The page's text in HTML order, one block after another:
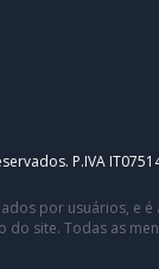
P.IVA
por usuários,
do site. Todas as